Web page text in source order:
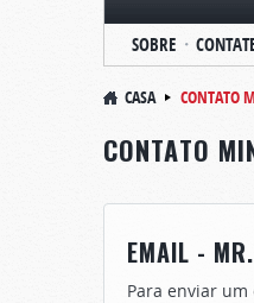
SOBRE
CASA CONTATO
CONTATO
EMAIL -
Para enviar um